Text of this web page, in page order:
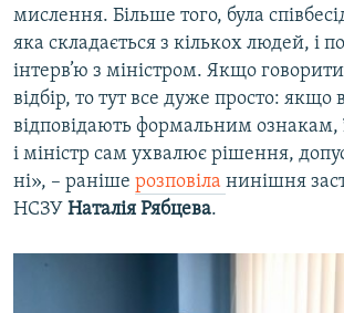
мислення. Більше того, була
яка складається з кількох людей, і
інтерв’ю з міністром. Якщо
відбір, то тут все дуже просто:
відповідають формальним
і міністр сам ухвалює рішення,
ні», – раніше розповіла нинішня
НСЗУ Наталія Рябцева.